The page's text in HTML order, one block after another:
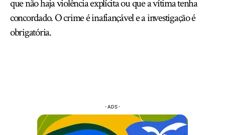
que não haja violência explícita ou que a vítima tenha
concordado. O crime é inafiançável e a investigação é
obrigatória.
- ADS -